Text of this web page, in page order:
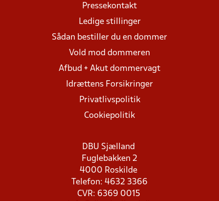
Pressekontakt
Ledige stillinger
Sådan bestiller du en dommer
Vold mod dommeren
Afbud + Akut dommervagt
Idrættens Forsikringer
Privatlivspolitik
Cookiepolitik
DBU Sjælland
Fuglebakken 2
4000 Roskilde
Telefon: 4632 3366
CVR: 6369 0015